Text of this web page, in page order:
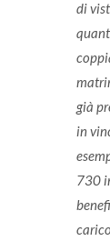
di
già
in
730